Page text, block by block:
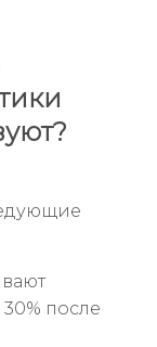
после